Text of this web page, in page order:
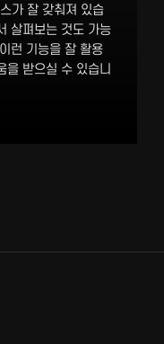
가 잘 갖춰져 있습
살펴보는 것도 가능
런 기능을 잘 활용
을 받으실 수 있습니